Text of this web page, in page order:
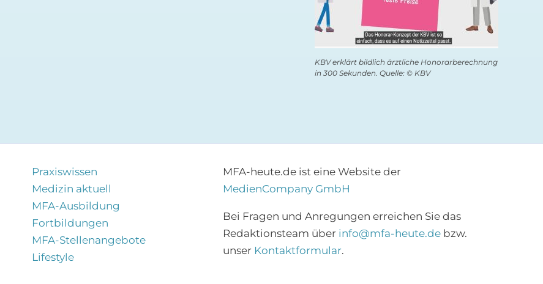
KBV erklärt bildlich ärztliche Honorarberechnung
in 300 Sekunden. Quelle: © KBV
Praxiswissen
Medizin aktuell
MFA-Ausbildung
Fortbildungen
MFA-Stellenangebote
Lifestyle
MFA-heute.de ist eine Website der
MedienCompany GmbH
Bei Fragen und Anregungen erreichen Sie das
Redaktionsteam über info@mfa-heute.debzw.
unser Kontaktformular.
Abonnieren Sie den